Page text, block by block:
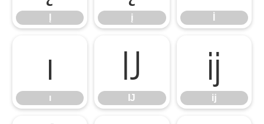
į
ı
ı
Ĳ
Ĳ
ĳ
ĳ